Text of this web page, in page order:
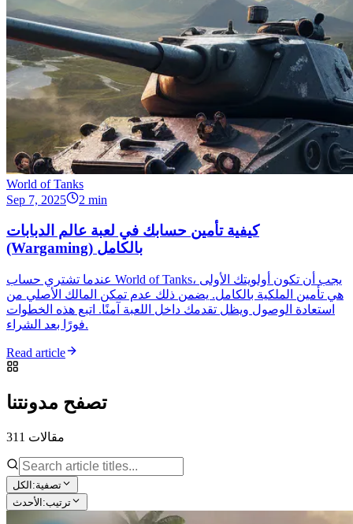
World of Tanks
Sep 7, 2025
2 min
كيفية تأمين حسابك في لعبة عالم الدبابات
(Wargaming) بالكامل
عندما تشتري حساب World of Tanks، يجب أن تكون أولويتك الأولى
هي تأمين الملكية بالكامل. يضمن ذلك عدم تمكن المالك الأصلي من
استعادة الوصول ويظل تقدمك داخل اللعبة آمنًا. اتبع هذه الخطوات
فورًا بعد الشراء.
Read article
تصفح مدونتنا
311 مقالات
تصفية: الكل
ترتيب: الأحدث